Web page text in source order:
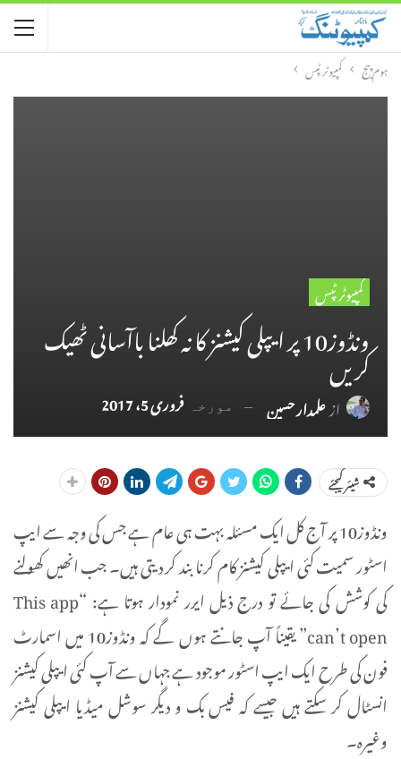
ہوم پیج کمپیوٹر ٹپس
کمپیوٹر ٹپس
ونڈوز10 پر ایپلی کیشنز کا نہ کھلنا باآسانی ٹھیک
کریں
ازعلمدار حسین مورخہ فروری 5، 2017
شیئر کیجئے
ونڈوز10 پر آج کل ایک مسئلہ بہت ہی عام ہے جس کی وجہ سے ایپ
اسٹور سمیت کئی ایپلی کیشنز کام کرنا بند کر دیتی ہیں۔ جب انھیں کھولنے
کی کوشش کی جائے تو درج ذیل ایرر نمودار ہوتا ہے: “This app
can’t open” یقیناً آپ جانتے ہوں گے کہ ونڈوز10 میں اسمارٹ
فون کی طرح ایک ایپ اسٹور موجود ہے جہاں سے آپ کئی ایپلی کیشنز
انسٹال کر سکتے ہیں جیسے کہ فیس بک و دیگر سوشل میڈیا ایپلی کیشنز
وغیرہ۔